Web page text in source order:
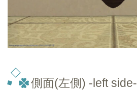
側面(左側) -left side-